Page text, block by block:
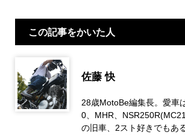
この記事をかいた人
佐藤 快
28歳MotoBe編集長。愛車
0、MHR、
の旧車、2スト好きでもあ